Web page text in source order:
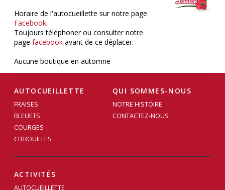
Horaire de l'autocueillette sur notre page
Facebook.
Toujours téléphoner ou consulter notre
page facebook avant de ce déplacer.
Aucune boutique en automne
AUTOCUEILLETTE
FRAISES
BLEUETS
COURGES
CITROUILLES
QUI SOMMES-NOUS
NOTRE HISTOIRE
CONTACTEZ-NOUS
ACTIVITÉS
AUTOCUEILLETTE